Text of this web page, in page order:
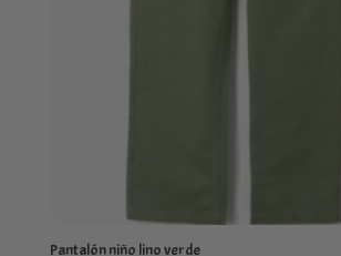
Pantalón niño lino verde